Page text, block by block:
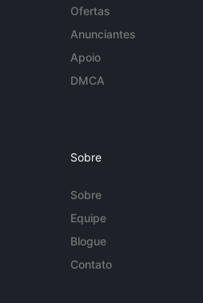
Ofertas
Anunciantes
Apoio
DMCA
Sobre
Sobre
Equipe
Blogue
Contato